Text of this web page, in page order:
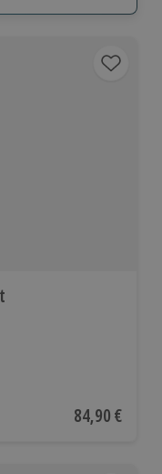
BewertungenAktueller
84,90 €